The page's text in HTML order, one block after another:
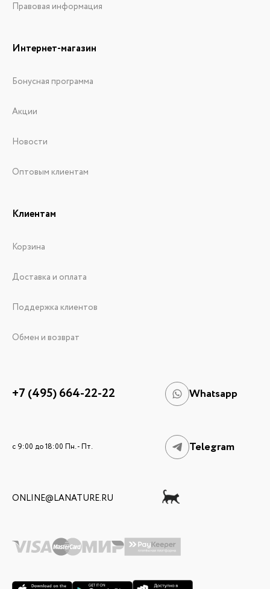
Правовая информация
Интернет-магазин
Бонусная программа
Акции
Новости
Оптовым клиентам
Клиентам
Корзина
Доставка и оплата
Поддержка клиентов
Обмен и возврат
+7 (495) 664-22-22 Whatsapp
c 9:00 до 18:00 Пн. - Пт. Telegram
ONLINE@LANATURE.RU